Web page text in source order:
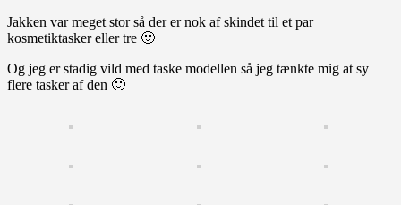
Jakken var meget stor så der er nok af skindet til et par
kosmetiktasker eller tre 🙂
Og jeg er stadig vild med taske modellen så jeg tænkte mig at sy
flere tasker af den 🙂